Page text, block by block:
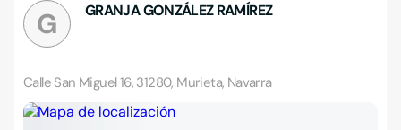
G GRANJA GONZÁLEZ RAMÍREZ
Calle San Miguel 16, 31280, Murieta, Navarra